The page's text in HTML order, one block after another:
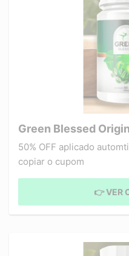
Green Blessed
50% OFF aplicado
copiar o cupom
👉 VER